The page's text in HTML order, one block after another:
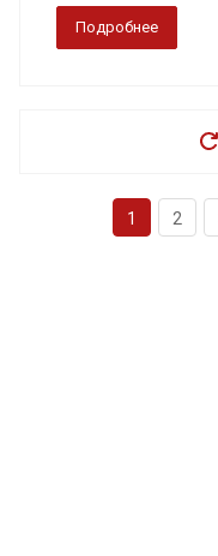
Подробнее
1 2